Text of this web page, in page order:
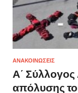
ΑΝΑΚΟΙΝΩΣΕΙΣ
Α΄
απόλυσης